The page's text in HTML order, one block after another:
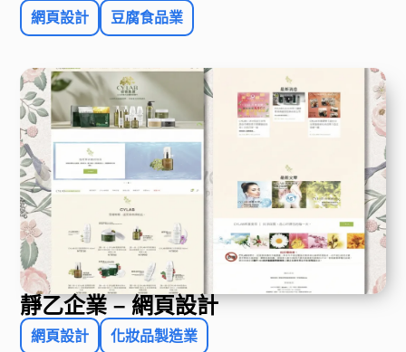
網頁設計 豆腐食品業
靜乙企業 – 網頁設計
網頁設計 化妝品製造業